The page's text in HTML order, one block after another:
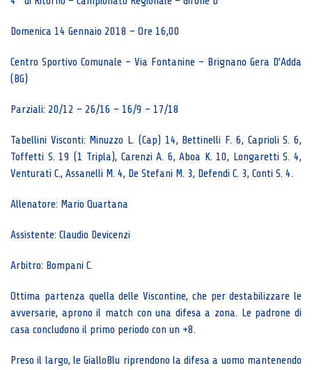
Domenica 14 Gennaio 2018 – Ore 16,00
Centro Sportivo Comunale – Via Fontanine – Brignano Gera D’Adda
(BG)
Parziali: 20/12 – 26/16 – 16/9 – 17/18
Tabellini Visconti: Minuzzo L. (Cap) 14, Bettinelli F. 6, Caprioli S. 6,
Toffetti S. 19 (1 Tripla), Carenzi A. 6, Aboa K. 10, Longaretti S. 4,
Venturati C., Assanelli M. 4, De Stefani M. 3, Defendi C. 3, Conti S. 4.
Allenatore: Mario Quartana
Assistente: Claudio Devicenzi
Arbitro: Bompani C.
Ottima partenza quella delle Viscontine, che per destabilizzare le
avversarie, aprono il match con una difesa a zona. Le padrone di
casa concludono il primo periodo con un +8.
Preso il largo, le GialloBlu riprendono la difesa a uomo mantenendo